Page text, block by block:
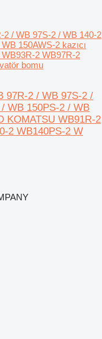
/ WB 97S-2 / WB 140-2
150AWS-2 kazıcı
2 WB97R-2
bomu
97R-2 / WB 97S-2 /
WB 150PS-2 / WB
KOMATSU WB91R-2
2 WB140PS-2 W